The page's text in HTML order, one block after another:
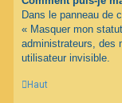
Dans le panneau de
« Masquer mon
administrateurs, des
utilisateur invisible.
Haut